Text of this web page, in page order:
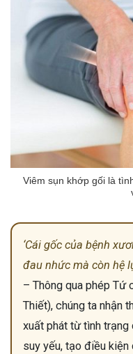
Viêm sụn khớp gối là
‘Cái gốc của bệnh
đau nhức mà còn hệ
– Thông qua phép Tứ
Thiết), chúng ta nhận
xuất phát từ tình trạng
suy yếu, tạo điều